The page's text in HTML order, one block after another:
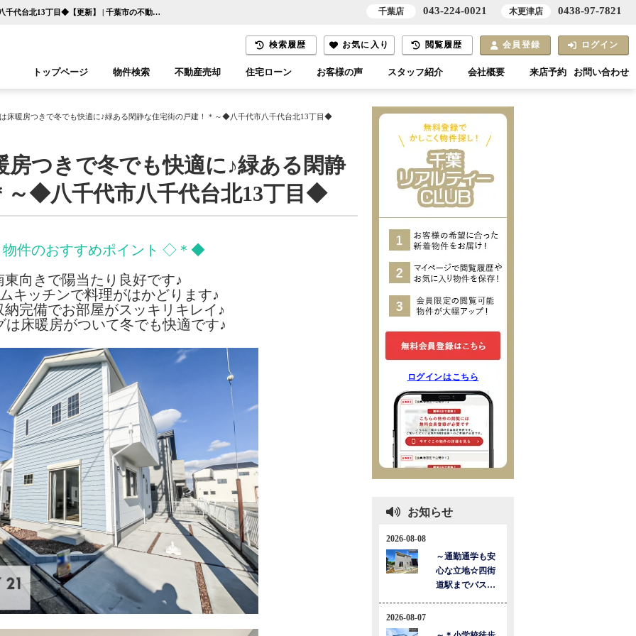
～＊リビングは床暖房つきで冬でも快適に♪緑ある閑静な住宅街の戸建！＊～◆八千代市八千代台北13丁目◆【更新】 | 千葉市の不動産ならセンチュリー21千葉リアルティー
検索履歴 お気に入り 閲覧履歴 会員登録 ログイン
トップページ 物件検索
千葉エリア 木更津エリア
不動産売却 住宅ローン お客様の声 スタッフ紹介 会社概要 来店予約 お問い合わせ
床暖房つきで冬でも快適に♪緑ある閑静な住宅街の戸建！＊～◆八千代市八千代台北13丁目◆
房つきで冬でも快適に♪緑ある閑静
～◆八千代市八千代台北13丁目◆
件のおすすめポイント ◇＊◆
向きで陽当たり良好です♪
キッチンで料理がはかどります♪
完備でお部屋がスッキリキレイ♪
床暖房がついて冬でも快適です♪
ログインはこちら
お知らせ
千葉店 043-224-0021 木更津店 0438-97-7821